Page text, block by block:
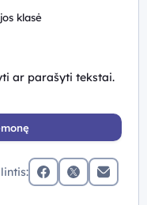
klasė
ar parašyti tekstai.
facebookx (twitter)